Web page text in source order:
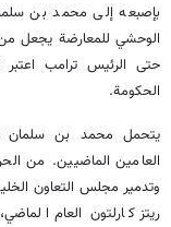
بإصبعه إلى محمد بن
الوحشي للمعارضة يجعل
حتى الرئيس ترامب
الحكومة.
يتحمل محمد بن سلمان
العامين الماضيين. من
وتدمير مجلس التعاون
ريتز كارلتون العام